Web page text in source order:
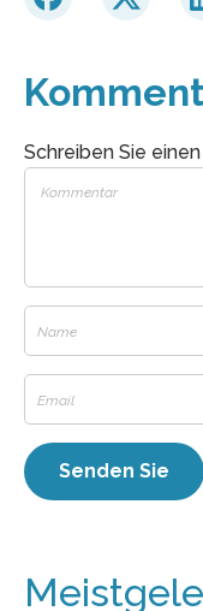
Schreiben Sie